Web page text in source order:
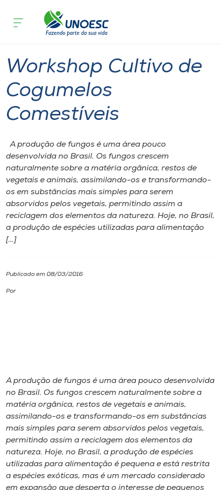
Cursos
Pesquisa
Atendimento ao Estudante
Portal de Ensino
A
Unoesc
Internacionalização
I.nova
Diplomados
Editora
Rádio
Museu
Unoesc
Workshop Cultivo de
Cogumelos
Comestíveis
A produção de fungos é uma área pouco
desenvolvida no Brasil. Os fungos crescem
naturalmente sobre a matéria orgânica, restos de
vegetais e animais, assimilando-os e transformando-
os em substâncias mais simples para serem
absorvidos pelos vegetais, permitindo assim a
reciclagem dos elementos da natureza. Hoje, no Brasil,
a produção de espécies utilizadas para alimentação
[…]
Publicado em 08/03/2016
Por
A produção de fungos é uma área pouco desenvolvida
no Brasil. Os fungos crescem naturalmente sobre a
matéria orgânica, restos de vegetais e animais,
assimilando-os e transformando-os em substâncias
mais simples para serem absorvidos pelos vegetais,
permitindo assim a reciclagem dos elementos da
natureza. Hoje, no Brasil, a produção de espécies
utilizadas para alimentação é pequena e está restrita
a espécies exóticas, mas é um mercado considerado
em expansão que desperta o interesse de pequenos